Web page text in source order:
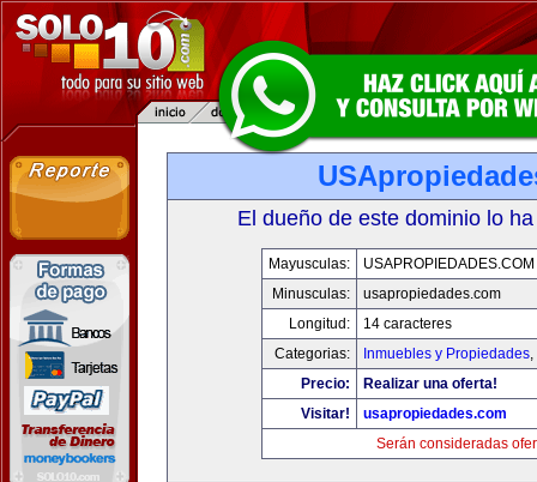
El dueño de este dominio lo
Mayusculas:
USAPROPIEDADES.COM
Minusculas:
usapropiedades.com
Longitud:
14 caracteres
Categorias:
Inmuebles y Propiedades,
Precio:
Realizar una oferta!
Visitar!
usapropiedades.com
Serán consideradas